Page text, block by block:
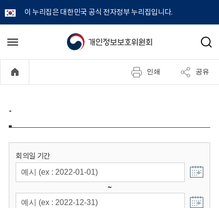
이 누리집은 대한민국 공식 전자정부 누리집입니다.
개
정
보
위
원
메
기
검
인쇄 공유
-
회의일 기간
~